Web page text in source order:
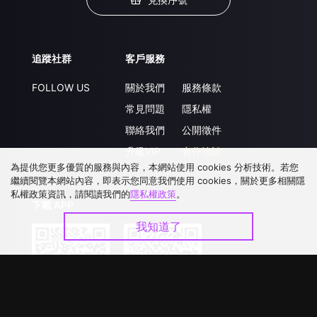
追蹤社群
FOLLOW US
客戶服務
關於我們
常見問題
聯絡我們
升級VIP
服務條款
隱私權
公開徵件
合作洽談
為提供您更多優質的服務與內容，本網站使用 cookies 分析技術。若您
繼續閱覽本網站內容，即表示您同意我們使用 cookies，關於更多相關隱
私權政策資訊，請閱讀我們的隱私權政策。
我知道了